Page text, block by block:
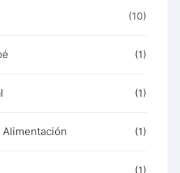
(10)
(1)
(1)
Alimentación (1)
(1)